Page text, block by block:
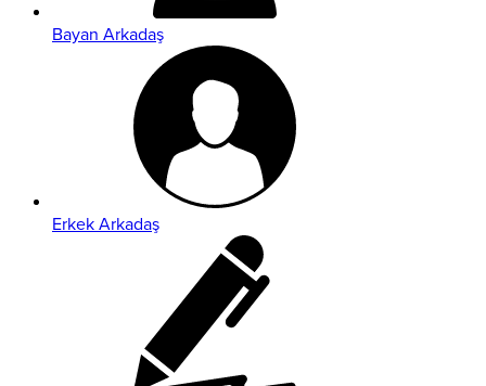
Bayan Arkadaş
Erkek Arkadaş